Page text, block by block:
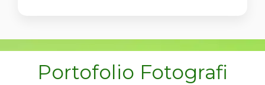
Portofolio Fotografi